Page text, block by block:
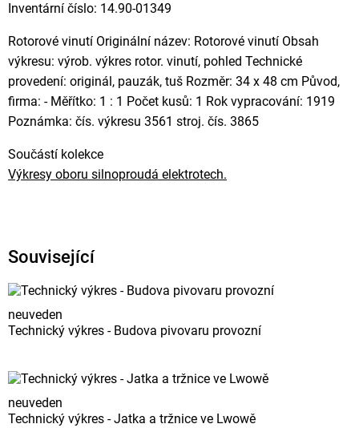
Inventární číslo: 14.90-01349
Rotorové vinutí Originální název: Rotorové vinutí Obsah
výkresu: výrob. výkres rotor. vinutí, pohled Technické
provedení: originál, pauzák, tuš Rozměr: 34 x 48 cm Původ,
firma: - Měřítko: 1 : 1 Počet kusů: 1 Rok vypracování: 1919
Poznámka: čís. výkresu 3561 stroj. čís. 3865
Součástí kolekce
Výkresy oboru silnoproudá elektrotech.
Související
neuveden
Technický výkres - Budova pivovaru provozní
neuveden
Technický výkres - Jatka a tržnice ve Lwowě